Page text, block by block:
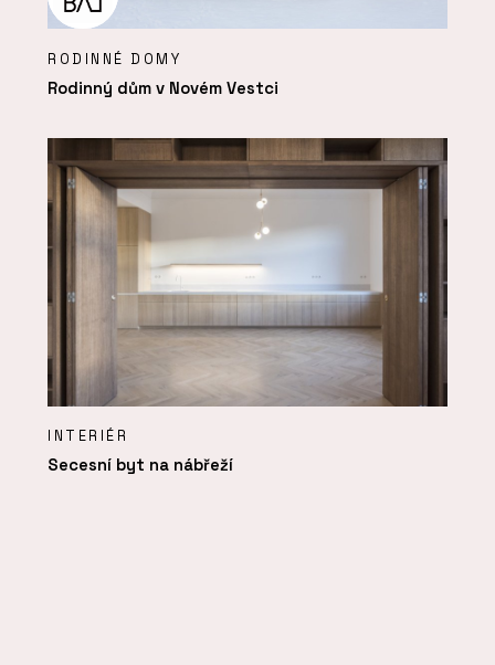
RODINNÉ DOMY
Rodinný dům v Novém Vestci
INTERIÉR
Secesní byt na nábřeží